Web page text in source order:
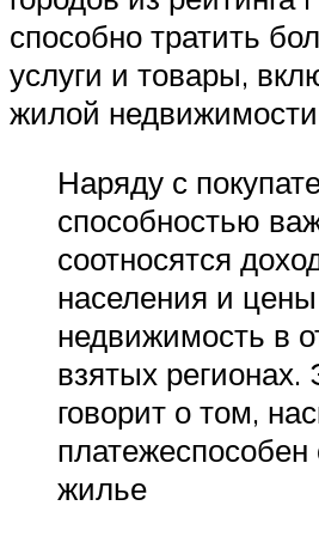
способно тратить
услуги и товары,
жилой
Наряду с
способностью
соотносятся
населения и
недвижимость в
взятых регионах.
говорит о том,
платежеспособен
жилье